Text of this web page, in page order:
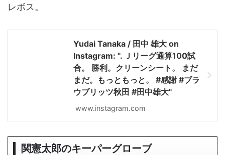
レボス。
Yudai Tanaka / 田中 雄大 on
Instagram: ". Ｊリーグ通算100試
合。 勝利。クリーンシート。 まだ
まだ。もっともっと。 #感謝 #ブラ
ウブリッツ秋田 #田中雄大"
www.instagram.com
関憲太郎のキーパーグローブ